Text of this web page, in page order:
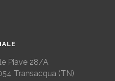
Piave 28/A
Transacqua (TN)